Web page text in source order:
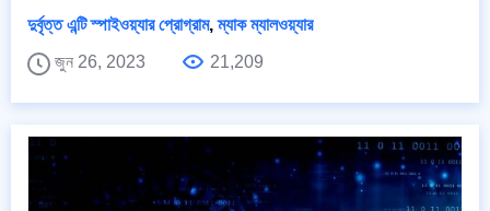
দুর্বৃত্ত এন্টি স্পাইওয়্যার প্রোগ্রাম,ম্যাক ম্যালওয়্যার
জুন 26, 2023
21,209